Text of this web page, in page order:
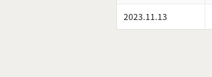
2023.11.13